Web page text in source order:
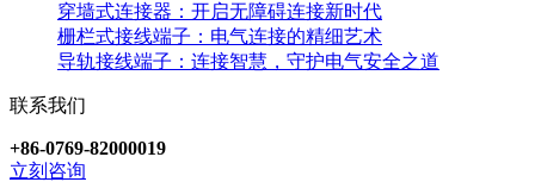
穿墙式连接器：开启无障碍连接新时代
栅栏式接线端子：电气连接的精细艺术
导轨接线端子：连接智慧，守护电气安全之道
联系我们
+86-0769-82000019
立刻咨询